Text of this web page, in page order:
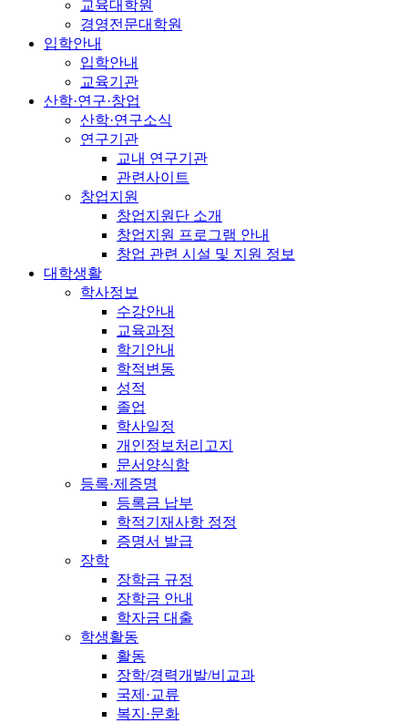
교육대학원
경영전문대학원
입학안내
입학안내
교육기관
산학·연구·창업
산학·연구소식
연구기관
교내 연구기관
관련사이트
창업지원
창업지원단 소개
창업지원 프로그램 안내
창업 관련 시설 및 지원 정보
대학생활
학사정보
수강안내
교육과정
학기안내
학적변동
성적
졸업
학사일정
개인정보처리고지
문서양식함
등록·제증명
등록금 납부
학적기재사항 정정
증명서 발급
장학
장학금 규정
장학금 안내
학자금 대출
학생활동
활동
장학/경력개발/비교과
국제·교류
복지·문화